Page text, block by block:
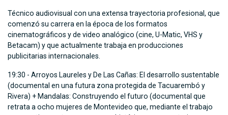
Técnico audiovisual con una extensa trayectoria profesional, que
comenzó su carrera en la época de los formatos
cinematográficos y de video analógico (cine, U-Matic, VHS y
Betacam) y que actualmente trabaja en producciones
publicitarias internacionales.
19:30 - Arroyos Laureles y De Las Cañas: El desarrollo sustentable
(documental en una futura zona protegida de Tacuarembó y
Rivera) + Mandalas: Construyendo el futuro (documental que
retrata a ocho mujeres de Montevideo que, mediante el trabajo